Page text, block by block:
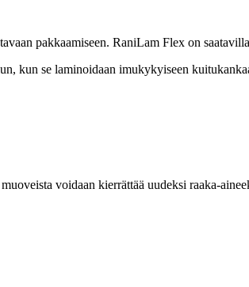
pakkaamiseen. RaniLam Flex on
kun se laminoidaan imukykyiseen
voidaan kierrättää uudeksi raaka-